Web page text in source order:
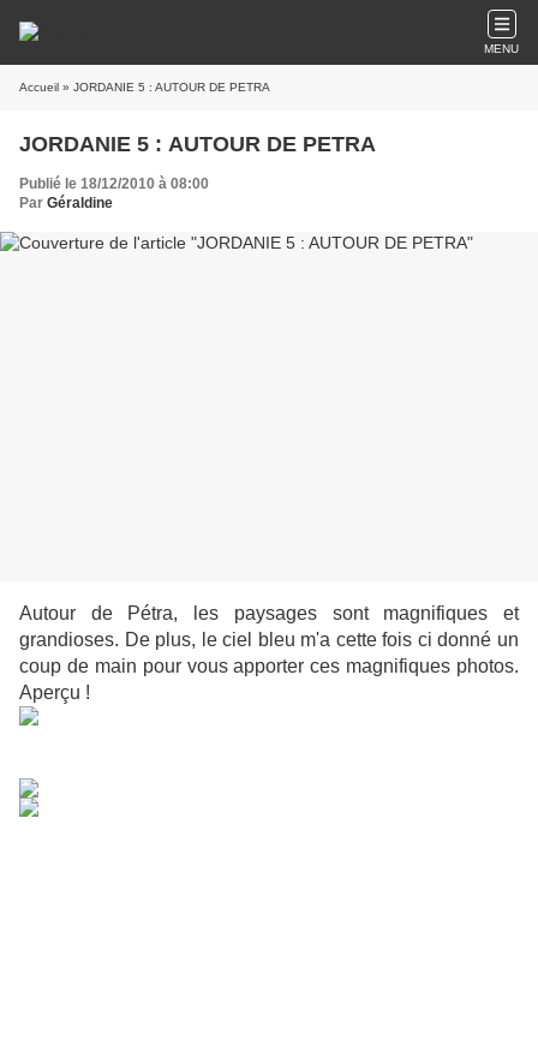
MENU
Accueil » JORDANIE 5 : AUTOUR DE PETRA
JORDANIE 5 : AUTOUR DE PETRA
Publié le 18/12/2010 à 08:00
Par Géraldine
Autour de Pétra, les paysages sont magnifiques et
grandioses. De plus, le ciel bleu m'a cette fois ci donné un
coup de main pour vous apporter ces magnifiques photos.
Aperçu !